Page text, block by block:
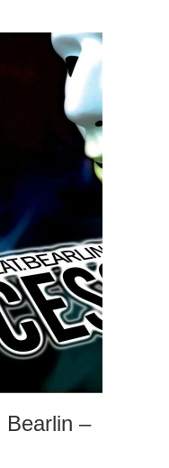
Bearlin –